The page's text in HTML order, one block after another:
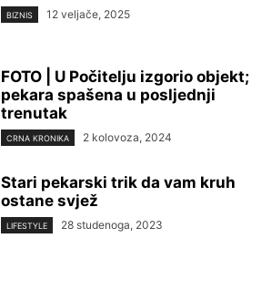
BIZNIS 12 veljače, 2025
FOTO | U Počitelju izgorio objekt;
pekara spašena u posljednji
trenutak
CRNA KRONIKA 2 kolovoza, 2024
Stari pekarski trik da vam kruh
ostane svjež
LIFESTYLE 28 studenoga, 2023